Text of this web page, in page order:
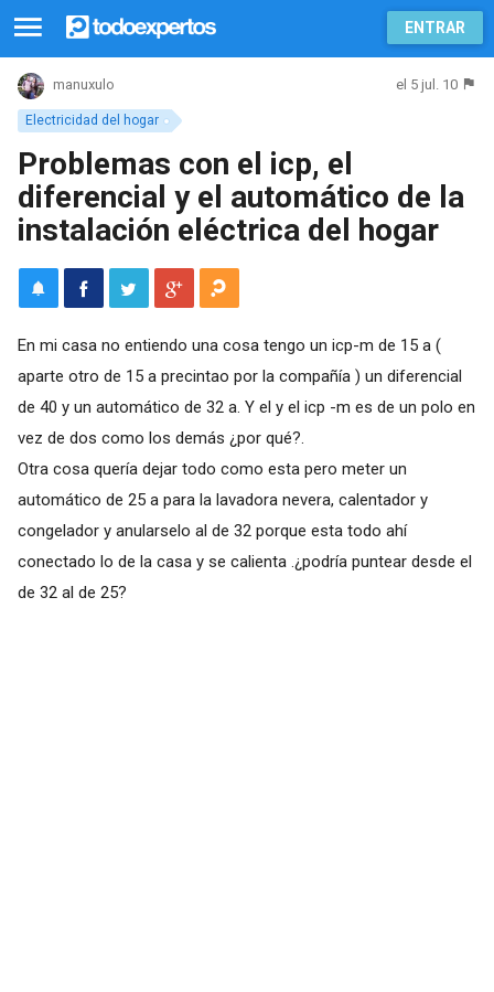
ENTRAR
Electricidad del hogar
manuxulo el 5 jul. 10
Problemas con el icp, el
diferencial y el automático de la
instalación eléctrica del hogar
En mi casa no entiendo una cosa tengo un icp-m de 15 a (
aparte otro de 15 a precintao por la compañía ) un diferencial
de 40 y un automático de 32 a. Y el y el icp -m es de un polo en
vez de dos como los demás ¿por qué?.
Otra cosa quería dejar todo como esta pero meter un
automático de 25 a para la lavadora nevera, calentador y
congelador y anularselo al de 32 porque esta todo ahí
conectado lo de la casa y se calienta .¿podría puntear desde el
de 32 al de 25?